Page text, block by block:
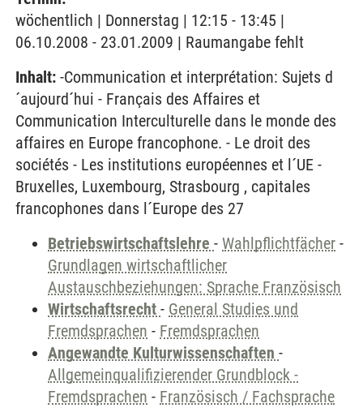
wöchentlich | Donnerstag | 12:15 - 13:45 |
06.10.2008 - 23.01.2009 | Raumangabe fehlt
Inhalt: -Communication et interprétation: Sujets d
´aujourd´hui - Français des Affaires et
Communication Interculturelle dans le monde des
affaires en Europe francophone. - Le droit des
sociétés - Les institutions européennes et l´UE -
Bruxelles, Luxembourg, Strasbourg , capitales
francophones dans l´Europe des 27
Betriebswirtschaftslehre - Wahlpflichtfächer -
Grundlagen wirtschaftlicher
Austauschbeziehungen: Sprache Französisch
Wirtschaftsrecht - General Studies und
Fremdsprachen - Fremdsprachen
Angewandte Kulturwissenschaften -
Allgemeinqualifizierender Grundblock -
Fremdsprachen - Französisch / Fachsprache